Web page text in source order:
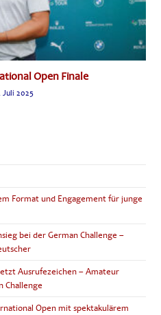
Open Finale
Juli 2025
Format und Engagement für junge
bei der German Challenge –
Ausrufezeichen – Amateur
Challenge
Open mit spektakulärem